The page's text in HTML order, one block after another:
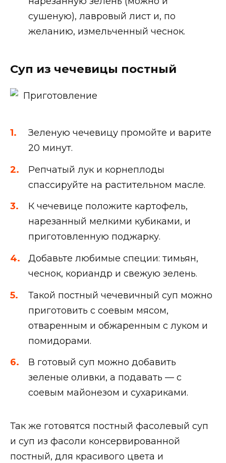
сушеную), лавровый лист и, по
желанию, измельченный чеснок.
Суп из чечевицы постный
Приготовление
Зеленую чечевицу промойте и варите
20 минут.
Репчатый лук и корнеплоды
спассируйте на растительном масле.
К чечевице положите картофель,
нарезанный мелкими кубиками, и
приготовленную поджарку.
Добавьте любимые специи: тимьян,
чеснок, кориандр и свежую зелень.
Такой постный чечевичный суп можно
приготовить с соевым мясом,
отваренным и обжаренным с луком и
помидорами.
В готовый суп можно добавить
зеленые оливки, а подавать — с
соевым майонезом и сухариками.
Так же готовятся постный фасолевый суп
и суп из фасоли консервированной
постный, для красивого цвета и